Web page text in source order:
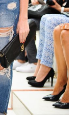
приехала
inspired by
представили